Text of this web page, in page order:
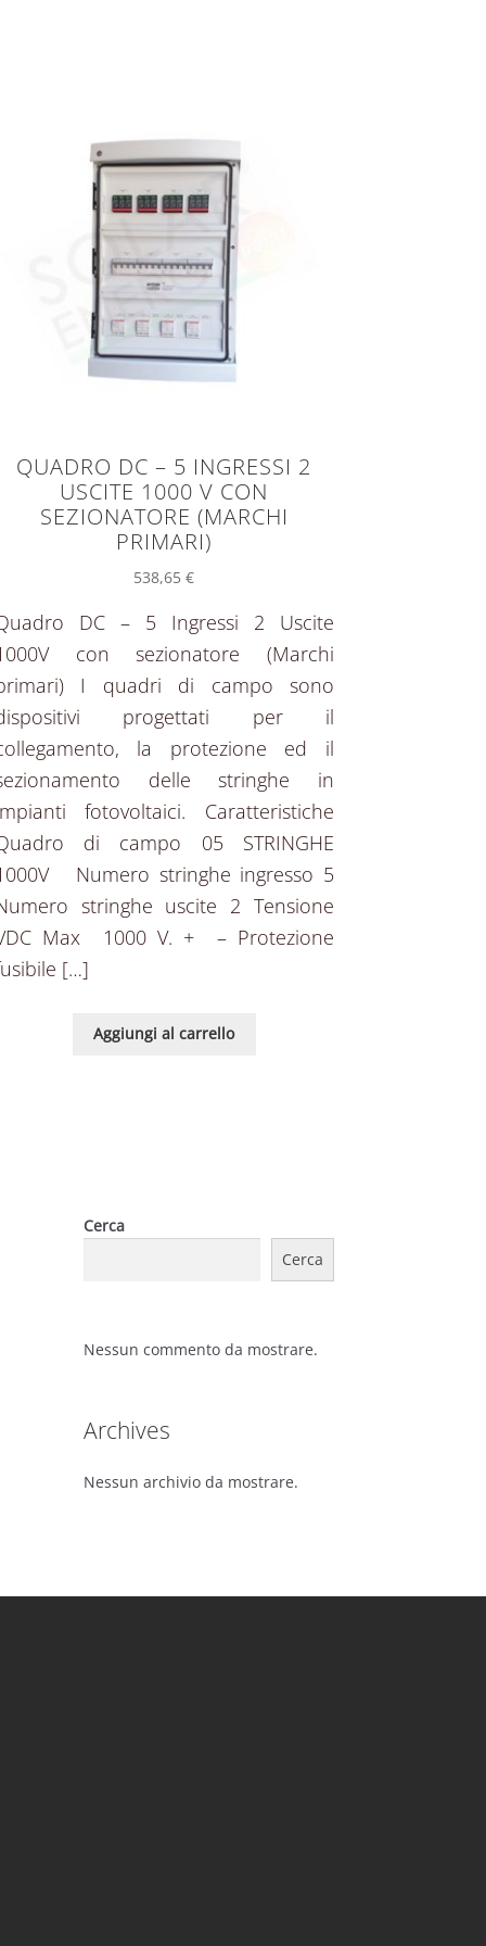
QUADRO DC – 5 INGRESSI 2
USCITE 1000 V CON
SEZIONATORE (MARCHI
PRIMARI)
538,65€
DC – 5 Ingressi 2 Uscite
con sezionatore (Marchi
I quadri di campo sono
progettati per il
la protezione ed il
delle stringhe in
fotovoltaici. Caratteristiche
di campo 05 STRINGHE
Numero stringhe ingresso 5
stringhe uscite 2 Tensione
Max 1000 V. + – Protezione
[…]
Aggiungi al carrello
Cerca
Cerca
Nessun commento da mostrare.
Archives
Nessun archivio da mostrare.